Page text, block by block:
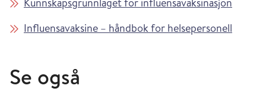
Influensavaksine – håndbok for helsepersonell
Se også